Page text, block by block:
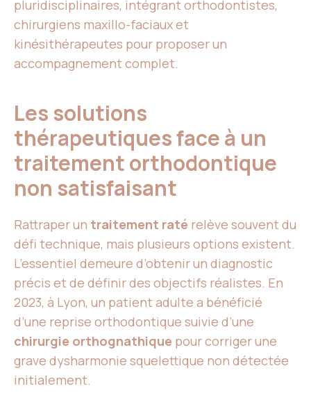
pluridisciplinaires, intégrant orthodontistes,
chirurgiens maxillo-faciaux et
kinésithérapeutes pour proposer un
accompagnement complet.
Les solutions
thérapeutiques face à un
traitement orthodontique
non satisfaisant
Rattraper un traitement raté relève souvent du
défi technique, mais plusieurs options existent.
L’essentiel demeure d’obtenir un diagnostic
précis et de définir des objectifs réalistes. En
2023, à Lyon, un patient adulte a bénéficié
d’une reprise orthodontique suivie d’une
chirurgie orthognathique pour corriger une
grave dysharmonie squelettique non détectée
initialement.